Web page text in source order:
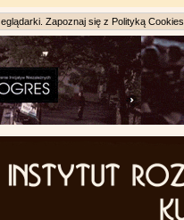
Zapoznaj się z Polityką Cookies